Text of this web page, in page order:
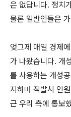
은 없답니다. 정치
물론 일반인들은
엊그제 매일 경제에
가 나왔습니다. 개
를 사용하는 개성
지하며 적발시 인
근 우리 측에 통보